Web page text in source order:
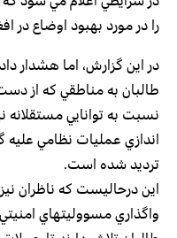
را در مورد بهبود اوضاع
در اين گزارش، اما هشدار
طالبان به مناطقي كه از
نسبت به توانايي مستقلانه
اندازي عمليات نظامي
ترديد شده است.
اين درحاليست كه ناظران
واگذاري مسووليتهاي